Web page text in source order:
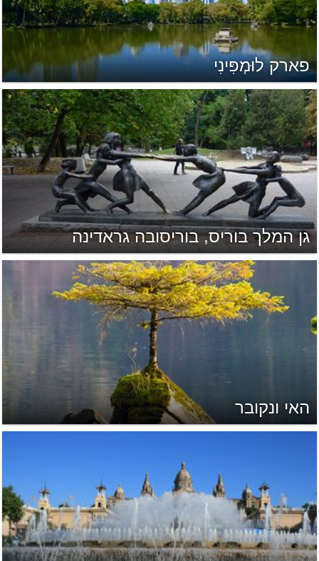
פארק לוּמְפִּינִי
גן המלך בוריס, בוריסובה גראדינה
האי ונקובר